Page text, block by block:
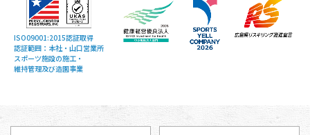
ISO09001:2015認証取得
認証範囲：本社・山口営業所
スポーツ施設の施工・
維持管理及び造園事業